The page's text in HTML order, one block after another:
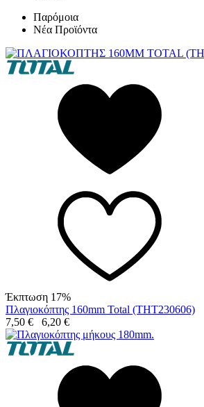
Παρόμοια
Νέα Προϊόντα
Έκπτωση 17%
Πλαγιοκόπτης 160mm Total (THT230606)
7,50 € 6,20 €